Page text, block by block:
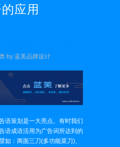
应用
by 蓝美品牌设计
语策划是一大亮点。有时我们
语成语活用为广告词所达到的
如：两面三刀(多功能菜刀)、